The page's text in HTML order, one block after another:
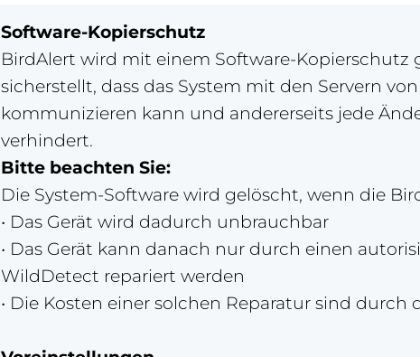
Software-Kopierschutz
BirdAlert wird mit einem Software-Kopierschutz
sicherstellt, dass das System mit den Servern
kommunizieren kann und andererseits jede
verhindert.
Bitte beachten Sie:
Die System-Software wird gelöscht, wenn die
• Das Gerät wird dadurch unbrauchbar
• Das Gerät kann danach nur durch einen
WildDetect repariert werden
• Die Kosten einer solchen Reparatur sind durch